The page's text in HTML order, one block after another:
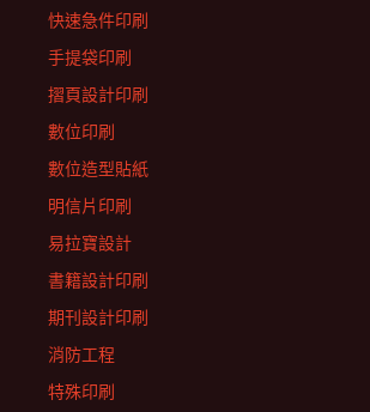
快速急件印刷
手提袋印刷
摺頁設計印刷
數位印刷
數位造型貼紙
明信片印刷
易拉寶設計
書籍設計印刷
期刊設計印刷
消防工程
特殊印刷